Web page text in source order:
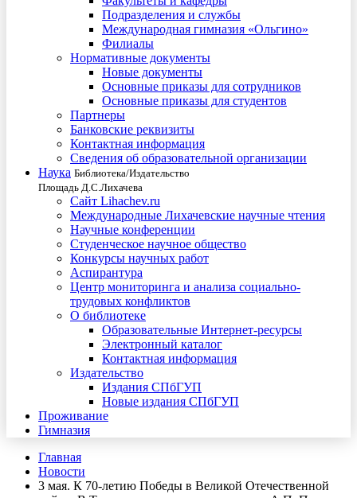
Подразделения и службы
Международная гимназия «Ольгино»
Филиалы
Нормативные документы
Новые документы
Основные приказы для сотрудников
Основные приказы для студентов
Партнеры
Банковские реквизиты
Контактная информация
Сведения об образовательной организации
Наука Библиотека/Издательство
Площадь Д.С.Лихачева
Сайт Lihachev.ru
Международные Лихачевские научные чтения
Научные конференции
Студенческое научное общество
Конкурсы научных работ
Аспирантура
Центр мониторинга и анализа социально-
трудовых конфликтов
О библиотеке
Образовательные Интернет-ресурсы
Электронный каталог
Контактная информация
Издательство
Издания СПбГУП
Новые издания СПбГУП
Проживание
Гимназия
Главная
Новости
3 мая. К 70-летию Победы в Великой Отечественной